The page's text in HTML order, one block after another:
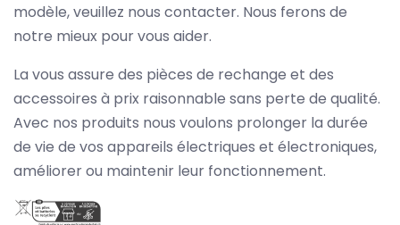
modèle, veuillez nous contacter. Nous ferons de
notre mieux pour vous aider.
La vous assure des pièces de rechange et des
accessoires à prix raisonnable sans perte de qualité.
Avec nos produits nous voulons prolonger la durée
de vie de vos appareils électriques et électroniques,
améliorer ou maintenir leur fonctionnement.